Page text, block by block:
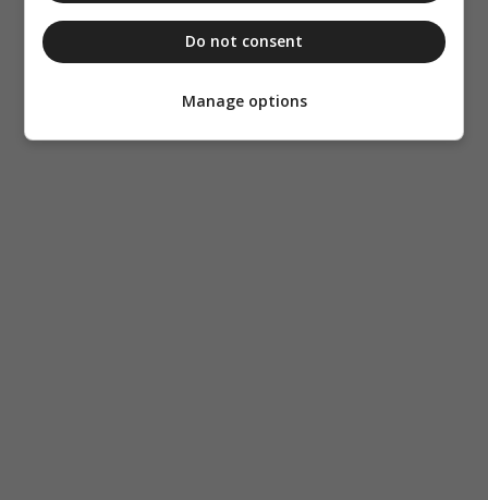
Do not consent
Manage options